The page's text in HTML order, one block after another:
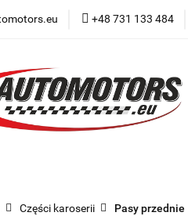
+48 731 133 484
Części
Car audio
Części karoserii Pasy przednie